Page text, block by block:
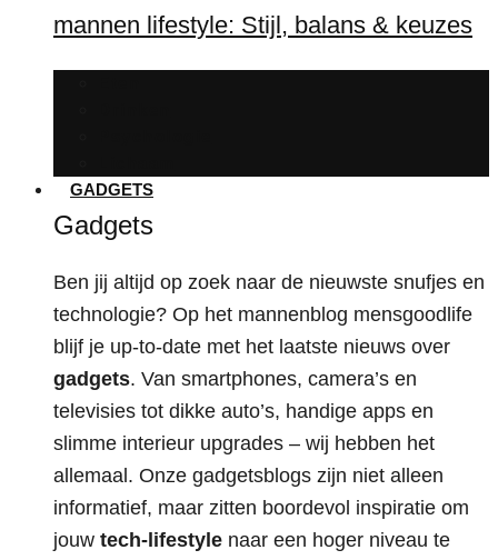
mannen lifestyle: Stijl, balans & keuzes
GADGETS
Gadgets
Ben jij altijd op zoek naar de nieuwste snufjes en
technologie? Op het mannenblog mensgoodlife
blijf je up-to-date met het laatste nieuws over
gadgets. Van smartphones, camera’s en
televisies tot dikke auto’s, handige apps en
slimme interieur upgrades – wij hebben het
allemaal. Onze gadgetsblogs zijn niet alleen
informatief, maar zitten boordevol inspiratie om
jouw tech-lifestyle naar een hoger niveau te